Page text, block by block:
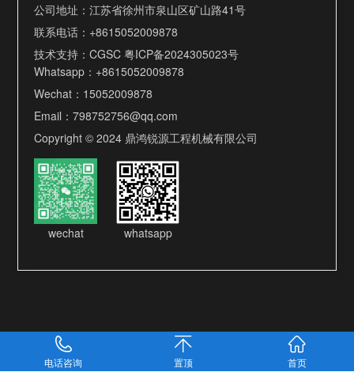
公司地址：江苏省徐州市泉山区矿山路41号
联系电话： +8615052009878
技术支持：CGSC 粤ICP备2024305023号
Whatsapp： +8615052009878
Wechat：15052009878
Email：798752756@qq.com
Copyright © 2024 鼎鸿锐源工程机械有限公司
wechat whatsapp
电话咨询 置顶 首页